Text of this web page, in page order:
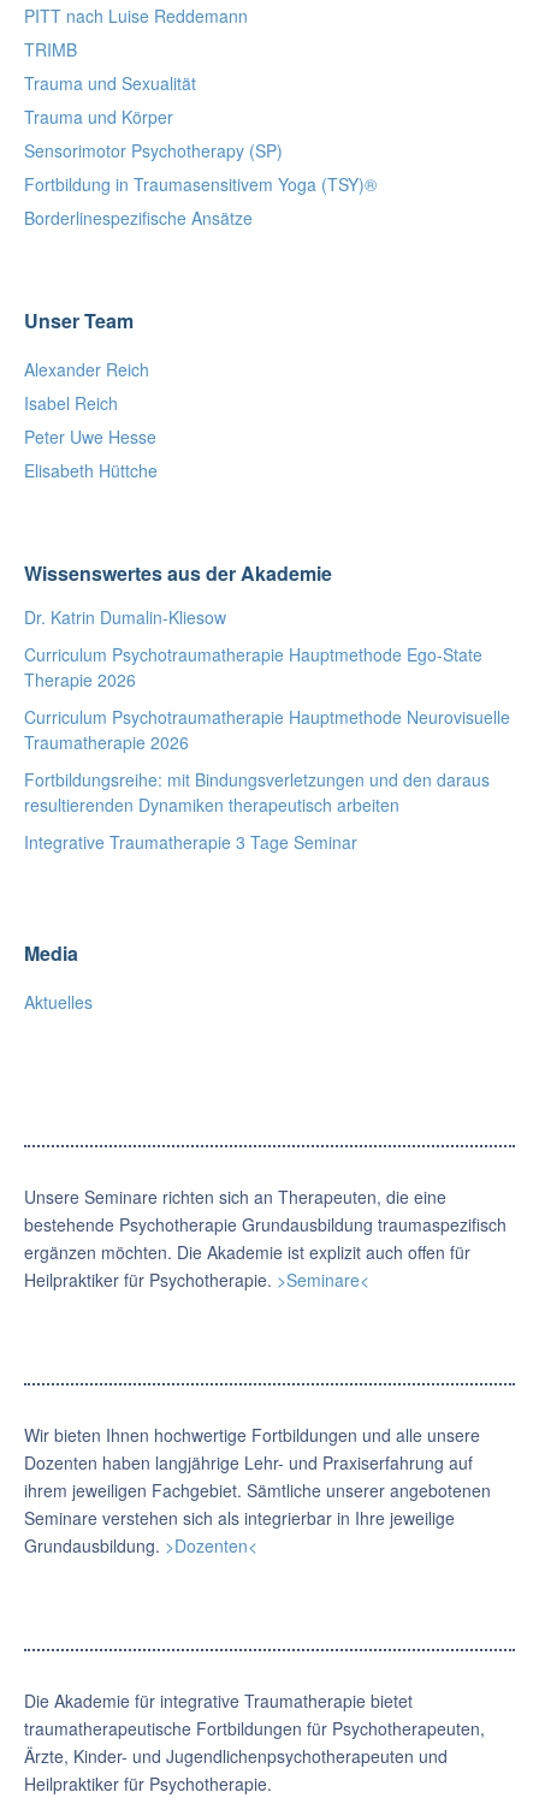
PITT nach Luise Reddemann
TRIMB
Trauma und Sexualität
Trauma und Körper
Sensorimotor Psychotherapy (SP)
Fortbildung in Traumasensitivem Yoga (TSY)®
Borderlinespezifische Ansätze
Unser Team
Alexander Reich
Isabel Reich
Peter Uwe Hesse
Elisabeth Hüttche
Wissenswertes aus der Akademie
Dr. Katrin Dumalin-Kliesow
Curriculum Psychotraumatherapie Hauptmethode Ego-State
Therapie 2026
Curriculum Psychotraumatherapie Hauptmethode Neurovisuelle
Traumatherapie 2026
Fortbildungsreihe: mit Bindungsverletzungen und den daraus
resultierenden Dynamiken therapeutisch arbeiten
Integrative Traumatherapie 3 Tage Seminar
Media
Aktuelles
Unsere Seminare richten sich an Therapeuten, die eine
bestehende Psychotherapie Grundausbildung traumaspezifisch
ergänzen möchten. Die Akademie ist explizit auch offen für
Heilpraktiker für Psychotherapie. >Seminare<
Wir bieten Ihnen hochwertige Fortbildungen und alle unsere
Dozenten haben langjährige Lehr- und Praxiserfahrung auf
ihrem jeweiligen Fachgebiet. Sämtliche unserer angebotenen
Seminare verstehen sich als integrierbar in Ihre jeweilige
Grundausbildung. >Dozenten<
Die Akademie für integrative Traumatherapie bietet
traumatherapeutische Fortbildungen für Psychotherapeuten,
Ärzte, Kinder- und Jugendlichenpsychotherapeuten und
Heilpraktiker für Psychotherapie.